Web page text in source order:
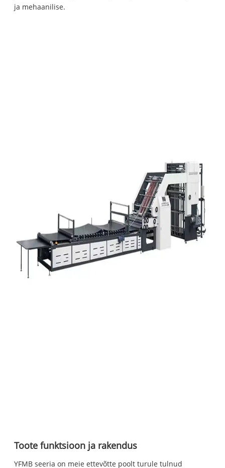
ja mehaanilise.
Toote funktsioon ja rakendus
YFMB seeria on meie ettevõtte poolt turule tulnud